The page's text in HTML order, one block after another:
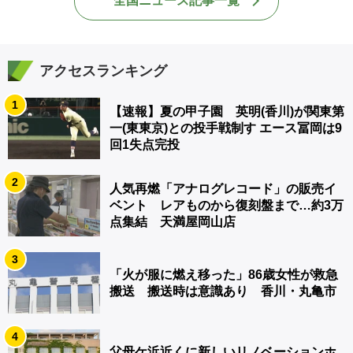
アクセスランキング
1
【速報】夏の甲子園 英明(香川)が関東第
一(東東京)との投手戦制す エース冨岡は9
回1失点完投
2
人気再燃「アナログレコード」の販売イ
ベント レアものから復刻盤まで…約3万
点集結 天満屋岡山店
3
「火が服に燃え移った」86歳女性が救急
搬送 搬送時は意識あり 香川・丸亀市
4